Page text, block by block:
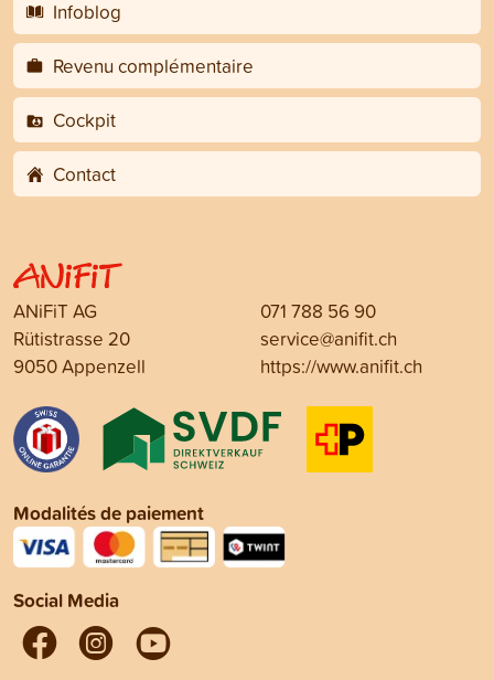
Infoblog
Revenu complémentaire
Cockpit
Contact
ANiFiT AG
Rütistrasse 20
9050 Appenzell
071 788 56 90
service@anifit.ch
https://www.anifit.ch
Modalités de paiement
Social Media